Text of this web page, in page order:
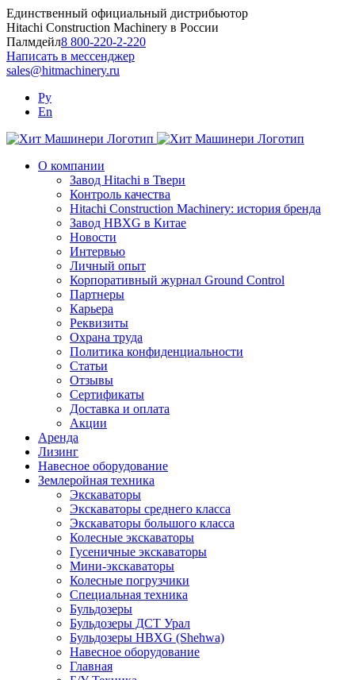
Skip
to
content
Единственный официальный дистрибьютор
Hitachi Construction Machinery в России
Палмдейл8 800-220-2-220
Написать в мессенджер
sales@hitmachinery.ru
Ру
En
О компании
Завод Hitachi в Твери
Контроль качества
Hitachi Construction Machinery: история бренда
Завод HBXG в Китае
Новости
Интервью
Личный опыт
Корпоративный журнал Ground Control
Партнеры
Карьера
Реквизиты
Охрана труда
Политика конфиденциальности
Статьи
Отзывы
Сертификаты
Доставка и оплата
Акции
Аренда
Лизинг
Навесное оборудование
Землеройная техника
Экскаваторы
Экскаваторы среднего класса
Экскаваторы большого класса
Колесные экскаваторы
Гусеничные экскаваторы
Мини-экскаваторы
Колесные погрузчики
Специальная техника
Бульдозеры
Бульдозеры ДСТ Урал
Бульдозеры HBXG (Shehwa)
Навесное оборудование
Главная